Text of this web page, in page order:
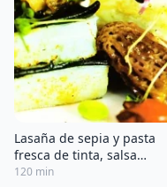
Lasaña de sepia y pasta
fresca de tinta, salsa
brutesca, arroz Venere con
120 min